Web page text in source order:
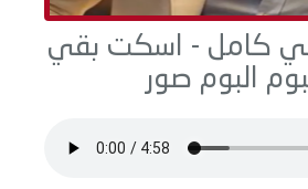
كامل - اسكت بقي